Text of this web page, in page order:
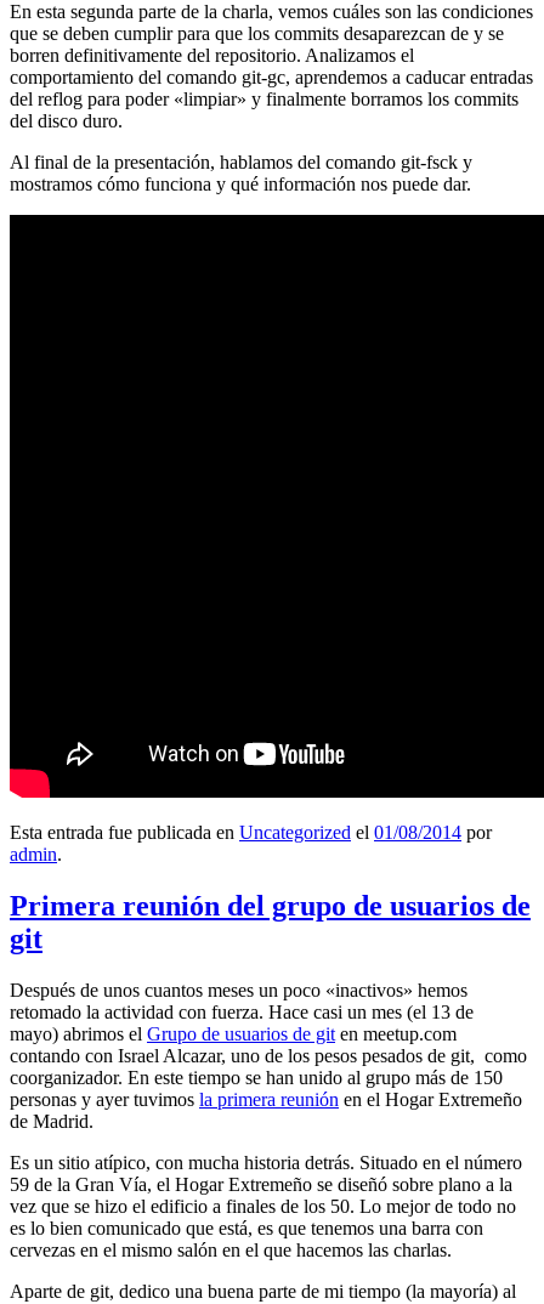
En esta segunda parte de la charla, vemos cuáles son las condiciones
que se deben cumplir para que los commits desaparezcan de y se
borren definitivamente del repositorio. Analizamos el
comportamiento del comando git-gc, aprendemos a caducar entradas
del reflog para poder «limpiar» y finalmente borramos los commits
del disco duro.
Al final de la presentación, hablamos del comando git-fsck y
mostramos cómo funciona y qué información nos puede dar.
Esta entrada fue publicada en Uncategorized el 01/08/2014 por
admin.
Primera reunión del grupo de usuarios de
git
Después de unos cuantos meses un poco «inactivos» hemos
retomado la actividad con fuerza. Hace casi un mes (el 13 de
mayo) abrimos el Grupo de usuarios de git en meetup.com
contando con Israel Alcazar, uno de los pesos pesados de git, como
coorganizador. En este tiempo se han unido al grupo más de 150
personas y ayer tuvimos la primera reunión en el Hogar Extremeño
de Madrid.
Es un sitio atípico, con mucha historia detrás. Situado en el número
59 de la Gran Vía, el Hogar Extremeño se diseñó sobre plano a la
vez que se hizo el edificio a finales de los 50. Lo mejor de todo no
es lo bien comunicado que está, es que tenemos una barra con
cervezas en el mismo salón en el que hacemos las charlas.
Aparte de git, dedico una buena parte de mi tiempo (la mayoría) al